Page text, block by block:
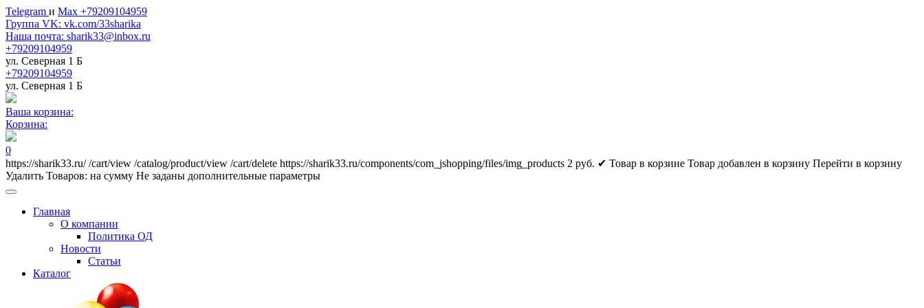
Telegram и Max +79209104959
Группа VK: vk.com/33sharika
Наша почта: sharik33@inbox.ru
+79209104959
ул. Северная 1 Б
+79209104959
ул. Северная 1 Б
Ваша корзина:
Корзина:
0
https://sharik33.ru/ /cart/view /catalog/product/view /cart/delete https://sharik33.ru/components/com_jshopping/files/img_products 2 руб. ✔ Товар в корзине Товар добавлен в корзину Перейти в корзину
Удалить Товаров: на сумму Не заданы дополнительные параметры
Главная
О компании
Политика ОД
Новости
Статьи
Каталог